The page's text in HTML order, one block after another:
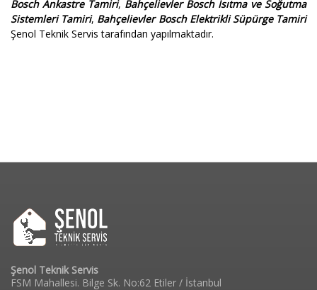
Bosch Ankastre Tamiri, Bahçelievler Bosch Isıtma ve Soğutma
Sistemleri Tamiri, Bahçelievler Bosch Elektrikli Süpürge Tamiri
Şenol Teknik Servis tarafından yapılmaktadır.
Şenol Teknik Servis
FSM Mahallesi. Bilge Sk. No:62 Etiler / İstanbul